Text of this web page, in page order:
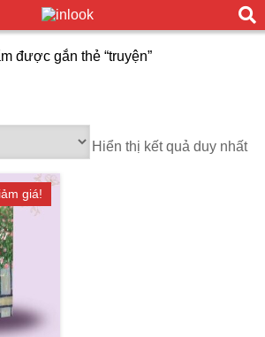
được gắn thẻ “truyện”
Hiển thị kết quả duy nhất
giá!